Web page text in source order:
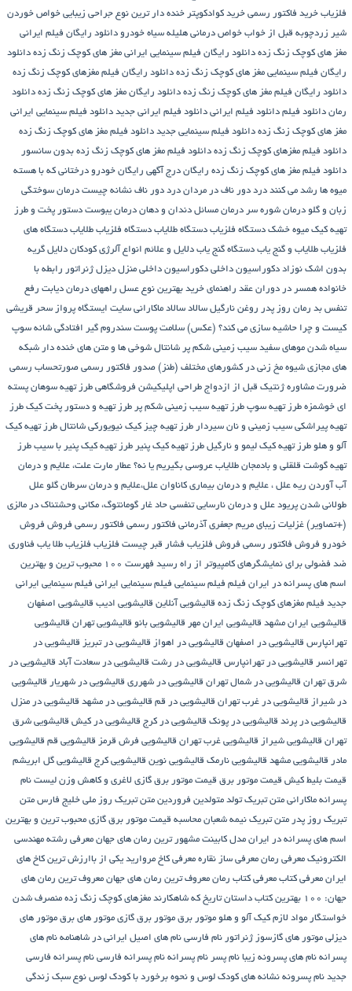
فلزیاب خرید فاکتور رسمی خرید کوادکوپتر خنده دار ترین نوع جراحی زیبایی خواص خوردن
شیر زردچوبه قبل از خواب خواص درمانی هلیله سیاه خودرو دانلود رایگان فیلم ایرانی
مغز های کوچک زنگ زده دانلود رایگان فیلم سینمایی ایرانی مغز های کوچک زنگ زده دانلود
رایگان فیلم سینمایی مغز های کوچک زنگ زده دانلود رایگان فیلم مغزهای کوچک زنگ زده
دانلود رایگان فیلم مغز های کوچک زنگ زده دانلود رایگان مغز های کوچک زنگ زده دانلود
رمان دانلود فیلم دانلود فیلم ایرانی دانلود فیلم ایرانی جدید دانلود فیلم سینمایی ایرانی
مغز های کوچک زنگ زده دانلود فیلم سینمایی جدید دانلود فیلم مغز های کوچک زنگ زده
دانلود فیلم مغزهای کوچک زنگ زده دانلود فیلم مغز های کوچک زنگ زده بدون سانسور
دانلود فیلم مغز های کوچک زنگ زده رایگان درج آگهی رایگان خودرو درختانی که با هسته
میوه ها رشد می کنند درد دور ناف در مردان درد دور ناف نشانه چیست درمان سوختگی
زبان و گلو درمان شوره سر درمان مسائل دندان و دهان درمان یبوست دستور پخت و طرز
تهیه کیک میوه خشک دستگاه فلزیاب دستگاه‌ طلایاب دستگاه‌ فلزیاب طلایاب دستگاه‌ های
فلزیاب طلایاب و گنج‌ یاب دستگاه‌ گنج‌ یاب دلایل و علائم انواع آلرژی کودکان دلایل گریه
بدون اشک نوزاد دکوراسیون داخلی دکوراسیون داخلی منزل دیزل ژنراتور رابطه با
خانواده همسر در دوران عقد راهنمای خرید بهترین نوع عسل راههای درمان دیابت رفع
تنفس بد رمان روز پدر روغن نارگیل سالاد سالاد ماکارانی سایت ایستگاه پرواز سحر قریشی
کیست و چرا حاشیه سازی می کند؟ (عکس) سلامت پوست سندروم گیر افتادگی شانه سوپ
سیاه شدن موهای سفید سیب زمینی شکم پر شانتال شوخی ها و متن های خنده دار شبکه
های مجازی شیوه مخ زنی در کشورهای مختلف (طنز) صدور فاکتور رسمی صورتحساب رسمی
ضرورت مشاوره ژنتیک قبل از ازدواج طراحی اپلیکیشن فروشگاهی طرز تهیه سوهان پسته
ای خوشمزه طرز تهیه سوپ طرز تهیه سیب زمینی شکم پر طرز تهیه و دستور پخت کیک طرز
تهیه پیراشكی سيب زمينی و نان سیردار طرز تهیه چیز کیک نیویورکی شانتال طرز تهیه کیک
آلو و هلو طرز تهیه کیک لیمو و نارگیل طرز تهیه کیک پنیر طرز تهیه کیک پنیر با سیب طرز
تهیه گوشت قلقلی و بادمجان طلایاب عروسی بگیریم یا نه؟ عطار مارت علت، علایم و درمان
آب آوردن ریه علل ، علایم و درمان بیماری کاناوان علل،علایم و درمان سرطان گلو علل
طولانی شدن پریود علل و درمان نارسایی تنفسی حاد غار گومانتوگ، مکانی وحشتناک در مالزی
(+تصاویر) غزلیات زیبای مریم جعفری آذرمانی فاکتور رسمی فاکتور رسمی فروش فروش
خودرو فروش فاکتور رسمی فروش فلزیاب فشار قبر چیست فلزیاب فلزیاب طلا یاب فناوری
ضد فضولی برای نمایشگرهای کامپیوتر از راه رسید
فهرست ۱۰۰ محبوب ترین و بهترین
اسم های پسرانه در ایران فیلم فیلم سینمایی فیلم سینمایی ایرانی فیلم سینمایی ایرانی
جدید فیلم مغزهای کوچک زنگ زده قالیشویی آنلاین قالیشویی ادیب قالیشویی اصفهان
قالیشویی ایران مشهد قالیشویی ایران مهر قالیشویی بانو قالیشویی تهران قالیشویی
تهرانپارس قالیشویی در اصفهان قالیشویی در اهواز قالیشویی در تبریز قالیشویی در
تهرانسر قالیشویی در تهرانپارس قالیشویی در رشت قالیشویی در سعادت آباد قالیشویی در
شرق تهران قالیشویی در شمال تهران قالیشویی در شهرری قالیشویی در شهریار قالیشویی
در شیراز قالیشویی در غرب تهران قالیشویی در قم قالیشویی در مشهد قالیشویی در منزل
قالیشویی در پرند قالیشویی در پونک قالیشویی در کرج قالیشویی در کیش قالیشویی شرق
تهران قالیشویی شیراز قالیشویی غرب تهران قالیشویی فرش قرمز قالیشویی قم قالیشویی
مادر قالیشویی مشهد قالیشویی نارمک قالیشویی نوین قالیشویی کرج قالیشویی گل ابریشم
قیمت بلیط کیش قیمت موتور برق قیمت موتور برق گازی لاغری و کاهش وزن لیست نام
پسرانه ماکارانی متن تبریک تولد متولدین فروردین متن تبریک روز ملی خلیج فارس متن
تبریک روز پدر متن تبریک نیمه شعبان محاسبه قیمت موتور برق گازی محبوب ترین و بهترین
اسم های پسرانه در ایران مدل کابینت مشهور ترین رمان های جهان معرفی رشته مهندسی
الکترونیک معرفی رمان معرفی ساز نقاره معرفی کاخ مروارید یکی از باارزش ترین کاخ های
ایران معرفی کتاب معرفی کتاب رمان معروف ترین رمان های جهان معروف ترین رمان های
جهان: ۱۰۰ بهترین کتاب داستان تاریخ که شاهکارند
مغزهای کوچک زنگ زده منصرف شدن
خواستگار مواد لازم کیک آلو و هلو موتور برق موتور برق گازی موتور های برق موتور های
دیزلی موتور های گازسوز ژنراتور نام فارسی نام های اصیل ایرانی در شاهنامه نام های
پسرانه نام های پسرونه زیبا نام پسر نام پسرانه نام پسرانه فارسی نام پسرانه فارسی
جدید نام پسرونه نشانه های کودک لوس و نحوه برخورد با کودک لوس نوع سبک زندگی